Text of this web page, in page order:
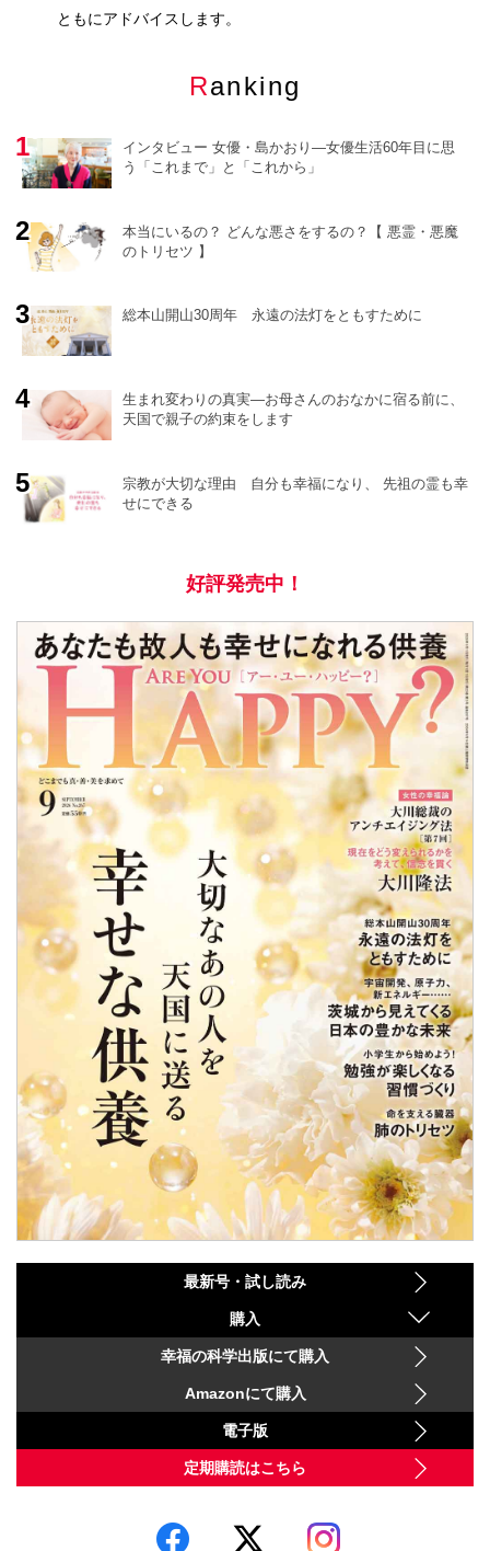
ともにアドバイスします。
Ranking
インタビュー 女優・島かおり―女優生活60年目に思
う「これまで」と「これから」
本当にいるの？ どんな悪さをするの？【 悪霊・悪魔
のトリセツ 】
総本山開山30周年 永遠の法灯をともすために
生まれ変わりの真実―お母さんのおなかに宿る前に、
天国で親子の約束をします
宗教が大切な理由 自分も幸福になり、 先祖の霊も幸
せにできる
好評発売中！
最新号・試し読み
購入
幸福の科学出版にて購入
Amazonにて購入
電子版
定期購読はこちら